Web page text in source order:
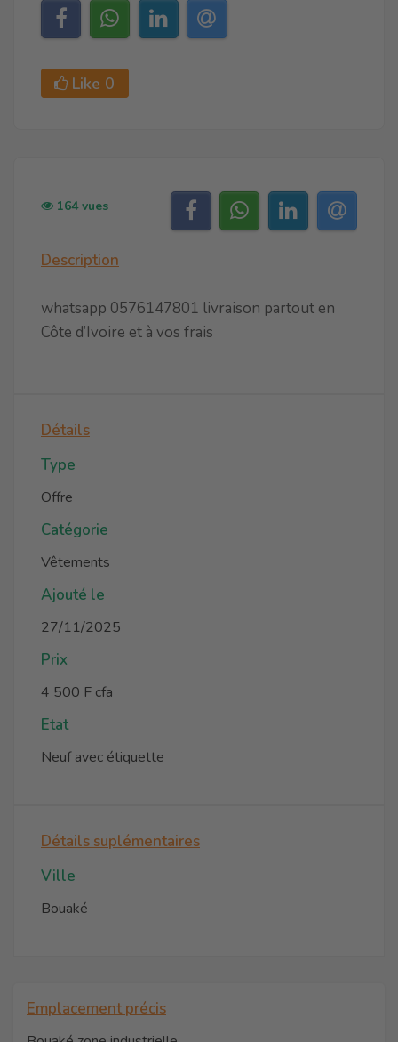
Like 0
164 vues
Description
whatsapp 0576147801 livraison partout en
Côte d’Ivoire et à vos frais
Détails
Type
Offre
Catégorie
Vêtements
Ajouté le
27/11/2025
Prix
4 500 F cfa
Etat
Neuf avec étiquette
Détails suplémentaires
Ville
Bouaké
Emplacement précis